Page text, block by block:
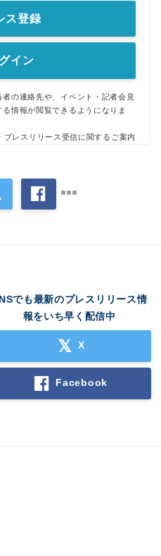
ス登録
イン
の連絡先や、イベント・記者会見
情報が閲覧できるようになりま
プレスリリース受信に関するご案内
でも最新のプレスリリース情
報をいち早く配信中
X
Facebook